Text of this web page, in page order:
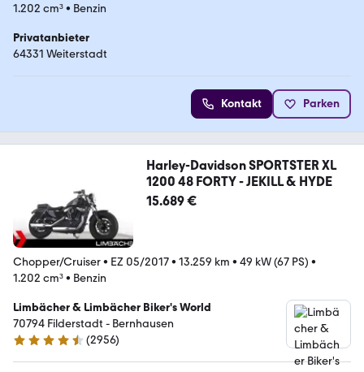
1.202 cm³• Benzin
Privatanbieter
64331 Weiterstadt
Kontakt Parken
Harley-Davidson SPORTSTER XL
1200 48 FORTY - JEKILL & HYDE
15.689 €
Chopper/Cruiser• EZ 05/2017• 13.259 km • 49 kW (67 PS) •
1.202 cm³• Benzin
Limbächer & Limbächer Biker's World
70794 Filderstadt - Bernhausen
4.7 Sterne
(2956)